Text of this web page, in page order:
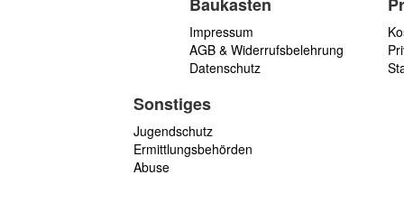
Impressum
AGB & Widerrufsbelehrung
Datenschutz
Sonstiges
Jugendschutz
Ermittlungsbehörden
Abuse